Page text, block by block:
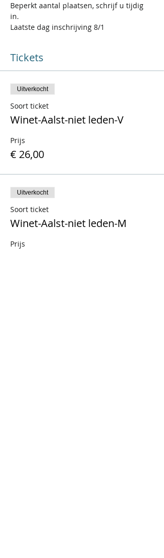
Beperkt aantal plaatsen, schrijf u tijdig
in.
Laatste dag inschrijving 8/1
Tickets
Uitverkocht
Soort ticket
Winet-Aalst-niet leden-V
Prijs
€ 26,00
Uitverkocht
Soort ticket
Winet-Aalst-niet leden-M
Prijs